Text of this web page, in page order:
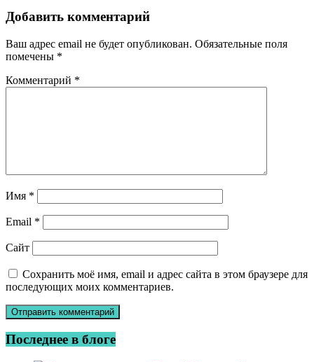
Добавить комментарий
Ваш адрес email не будет опубликован. Обязательные поля
помечены *
Комментарий *
Имя *
Email *
Сайт
Сохранить моё имя, email и адрес сайта в этом браузере для
последующих моих комментариев.
Последнее в блоге